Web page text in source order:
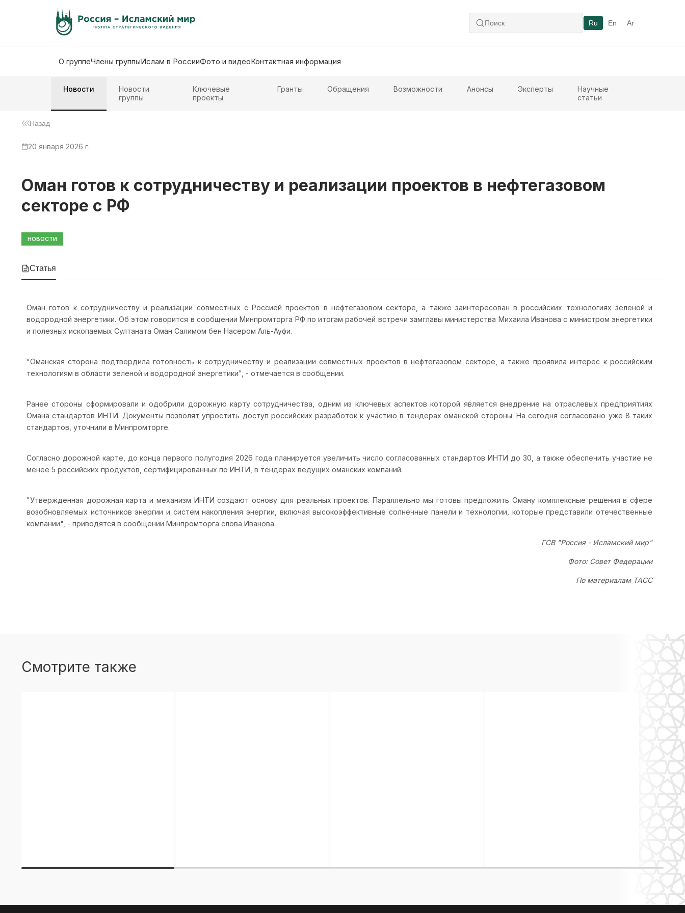
Ru En Ar
О группеЧлены группыИслам в РоссииФото и видеоКонтактная информация
Новости
Новости
группы
Ключевые
проекты
Гранты Обращения Возможности Анонсы Эксперты
Научные
статьи
Назад
20 января 2026 г.
Оман готов к сотрудничеству и реализации проектов в нефтегазовом
секторе с РФ
НОВОСТИ
Статья
Оман готов к сотрудничеству и реализации совместных с Россией проектов в нефтегазовом секторе, а также заинтересован в российских технологиях зеленой и
водородной энергетики. Об этом говорится в сообщении Минпромторга РФ по итогам рабочей встречи замглавы министерства Михаила Иванова с министром энергетики
и полезных ископаемых Султаната Оман Салимом бен Насером Аль-Ауфи.
"Оманская сторона подтвердила готовность к сотрудничеству и реализации совместных проектов в нефтегазовом секторе, а также проявила интерес к российским
технологиям в области зеленой и водородной энергетики", - отмечается в сообщении.
Ранее стороны сформировали и одобрили дорожную карту сотрудничества, одним из ключевых аспектов которой является внедрение на отраслевых предприятиях
Омана стандартов ИНТИ. Документы позволят упростить доступ российских разработок к участию в тендерах оманской стороны. На сегодня согласовано уже 8 таких
стандартов, уточнили в Минпромторге.
Согласно дорожной карте, до конца первого полугодия 2026 года планируется увеличить число согласованных стандартов ИНТИ до 30, а также обеспечить участие не
менее 5 российских продуктов, сертифицированных по ИНТИ, в тендерах ведущих оманских компаний.
"Утвержденная дорожная карта и механизм ИНТИ создают основу для реальных проектов. Параллельно мы готовы предложить Оману комплексные решения в сфере
возобновляемых источников энергии и систем накопления энергии, включая высокоэффективные солнечные панели и технологии, которые представили отечественные
компании", - приводятся в сообщении Минпромторга слова Иванова.
ГСВ "Россия - Исламский мир"
Фото: Совет Федерации
По материалам ТАСС
Смотрите также